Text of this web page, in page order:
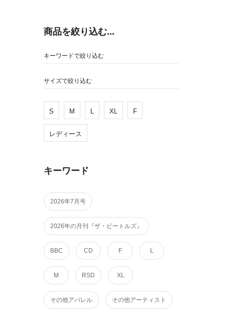
商品を絞り込む...
キーワードで絞り込む
サイズで絞り込む
S M L XL F
レディース
キーワード
2026年7月号
2026年の月刊『ザ・ビートルズ』
BBC CD F L
M RSD XL
その他アパレル その他アーティスト